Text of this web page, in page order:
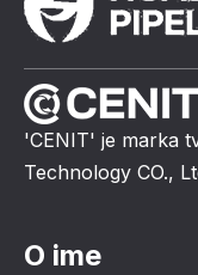
'CENIT' je marka
Technology CO.,
O ime